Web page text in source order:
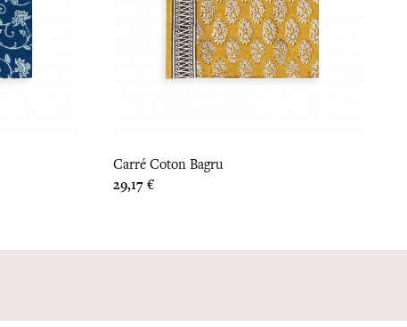
Carré Coton Bagru
Prix
29,17 €